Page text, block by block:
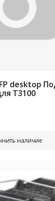
desktop
T3100
наличие